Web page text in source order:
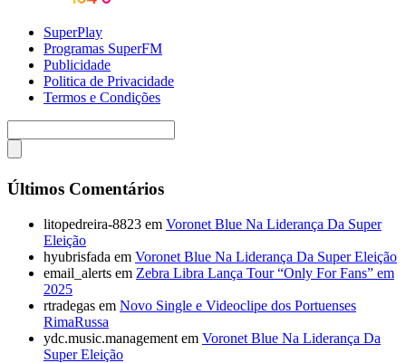
SuperPlay
Programas SuperFM
Publicidade
Politica de Privacidade
Termos e Condições
Últimos Comentários
litopedreira-8823 em Voronet Blue Na Liderança Da Super
Eleição
hyubrisfada em Voronet Blue Na Liderança Da Super Eleição
email_alerts em Zebra Libra Lança Tour “Only For Fans” em
2025
rtradegas em Novo Single e Videoclipe dos Portuenses
RimaRussa
ydc.music.management em Voronet Blue Na Liderança Da
Super Eleição